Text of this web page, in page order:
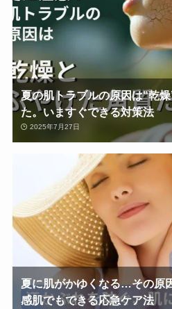
夏の肌トラブルの原因は“乾
た。いますぐできる対策法
2025年7月27日
夏に肌がかゆくなる…その原
感肌でもできる応急ケア法